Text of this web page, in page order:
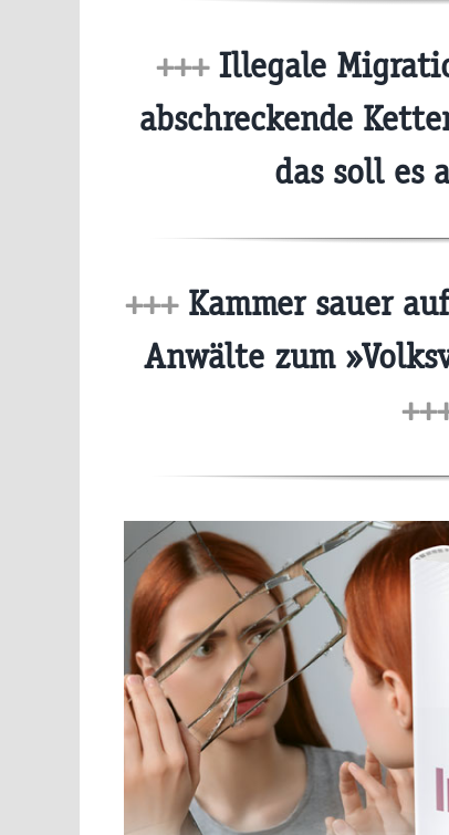
+++Illegale
abschreckende
das soll es
+++Kammer sauer
Anwälte zum